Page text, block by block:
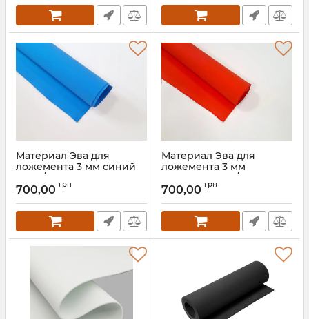
Материал Эва для
ложемента 3 мм синий
100кг/м3 (145*250 см)
Артикул: 90015
700,00 грн
Материал Эва для
ложемента 3 мм
красный 100кг/м3
(145*250 см)
Артикул: 90016
700,00 грн